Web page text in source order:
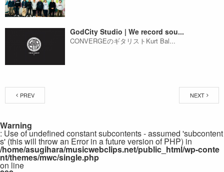
GodCity Studio | We record sou...
CONVERGEのギタリストKurt Bal...
PREV NEXT
Warning
: Use of undefined constant subcontents - assumed 'subcontent
s' (this will throw an Error in a future version of PHP) in
/home/asugihara/musicwebclips.net/public_html/wp-conte
nt/themes/mwc/single.php
on line